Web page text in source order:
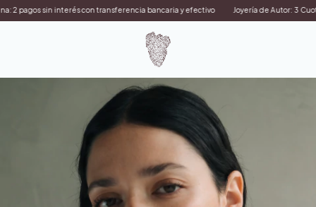
pagos sin interés con transferencia bancaria y efectivo Joyería de Autor: 3